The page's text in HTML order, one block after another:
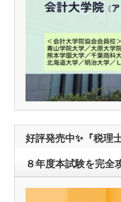
好評発売中✨『税
８年度本試験を完全